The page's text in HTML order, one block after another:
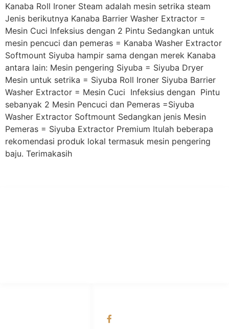
Kanaba Roll Ironer Steam adalah mesin setrika steam
Jenis berikutnya Kanaba Barrier Washer Extractor =
Mesin Cuci Infeksius dengan 2 Pintu Sedangkan untuk
mesin pencuci dan pemeras = Kanaba Washer Extractor
Softmount Siyuba hampir sama dengan merek Kanaba
antara lain: Mesin pengering Siyuba = Siyuba Dryer
Mesin untuk setrika = Siyuba Roll Ironer Siyuba Barrier
Washer Extractor = Mesin Cuci Infeksius dengan Pintu
sebanyak 2 Mesin Pencuci dan Pemeras =Siyuba
Washer Extractor Softmount Sedangkan jenis Mesin
Pemeras = Siyuba Extractor Premium Itulah beberapa
rekomendasi produk lokal termasuk mesin pengering
baju. Terimakasih